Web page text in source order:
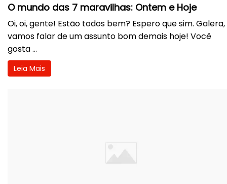
O mundo das 7 maravilhas: Ontem e Hoje
Oi, oi, gente! Estão todos bem? Espero que sim. Galera,
vamos falar de um assunto bom demais hoje! Você
gosta ...
Leia Mais